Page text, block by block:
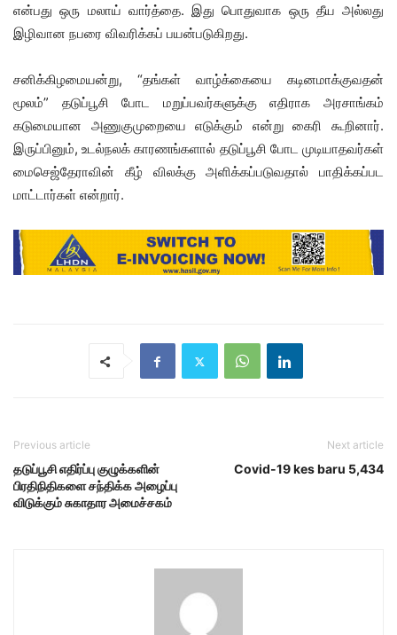
என்பது ஒரு மலாய் வார்த்தை. இது பொதுவாக ஒரு தீய அல்லது
இழிவான நபரை விவரிக்கப் பயன்படுகிறது.
சனிக்கிழமையன்று, “தங்கள் வாழ்க்கையை கடினமாக்குவதன்
மூலம்” தடுப்பூசி போட மறுப்பவர்களுக்கு எதிராக அரசாங்கம்
கடுமையான அணுகுமுறையை எடுக்கும் என்று கைரி கூறினார்.
இருப்பினும், உடல்நலக் காரணங்களால் தடுப்பூசி போட முடியாதவர்கள்
மைசெஜ்தேராவின் கீழ் விலக்கு அளிக்கப்படுவதால் பாதிக்கப்பட
மாட்டார்கள் என்றார்.
Previous article
தடுப்பூசி எதிர்ப்பு குழுக்களின்
பிரதிநிதிகளை சந்திக்க அழைப்பு
விடுக்கும் சுகாதார அமைச்சகம்
Next article
Covid-19 kes baru 5,434